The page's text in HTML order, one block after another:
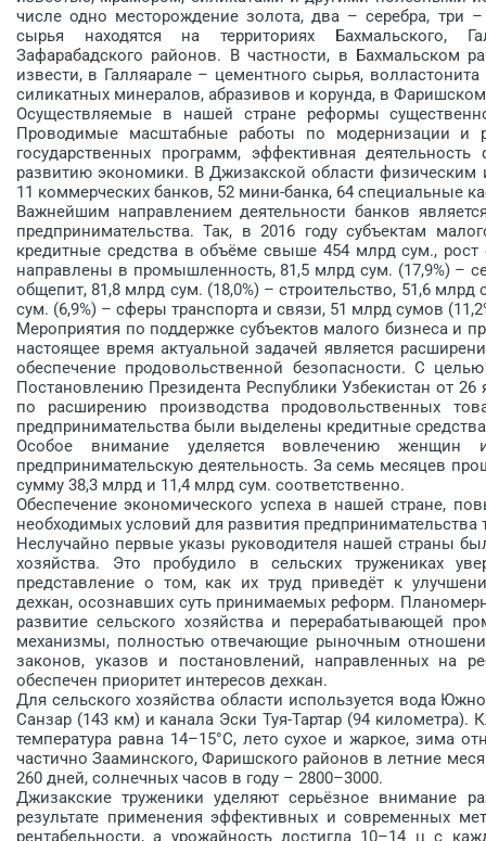
числе одно месторождение золота, два – серебра, три
сырья находятся на территориях Бахмальского,
Зафарабадского районов. В частности, в Бахмальском
извести, в Галляарале – цементного сырья,
силикатных минералов, абразивов и корунда, в
Осуществляемые в нашей стране реформы
Проводимые масштабные работы по модернизации и
государственных программ, эффективная
развитию экономики. В Джизакской области
11 коммерческих банков, 52 мини-банка, 64 специальные
Важнейшим направлением деятельности банков
предпринимательства. Так, в 2016 году субъектам
кредитные средства в объёме свыше 454 млрд сум.,
направлены в промышленность, 81,5 млрд сум. (17,9%) –
общепит, 81,8 млрд сум. (18,0%) – строительство, 51,6
сум. (6,9%) – сферы транспорта и связи, 51 млрд сумов
Мероприятия по поддержке субъектов малого бизнеса и
настоящее время актуальной задачей является
обеспечение продовольственной безопасности. С
Постановлению Президента Республики Узбекистан от
по расширению производства продовольственных
предпринимательства были выделены кредитные
Особое внимание уделяется вовлечению женщин
предпринимательскую деятельность. За семь месяцев
сумму 38,3 млрд и 11,4 млрд сум. соответственно.
Обеспечение экономического ус­пеха в нашей стране,
необходимых условий для развития предпринимательства
Неслучайно первые указы руководителя нашей страны
хозяйства. Это пробудило в сельских тружениках
представление о том, как их труд приведёт к
дехкан, осознавших суть принимаемых реформ.
развитие сельского хозяйства и перерабатывающей
механизмы, полностью отвечающие рыночным
законов, указов и постановлений, направленных на
обеспечен приоритет интересов ­дехкан.
Для сельского хозяйства области используется вода
Санзар (143 км) и канала Эски Туя-Тартар (94 километра).
температура равна 14–15°С, лето сухое и жаркое, зима
частично Зааминского, Фаришского районов в летние
260 дней, солнечных часов в году – 2800–3000.
Джизакские труженики уделяют серьёзное внимание
результате применения эффективных и современных
рентабельности, а урожайность достигла 10–14 ц с